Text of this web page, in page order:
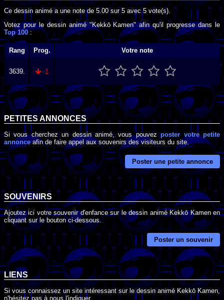
Ce dessin animé a une note de 5.00sur5 avec5 vote(s).
Votez pour le dessin animé "Kekkō Kamen" afin qu'il progresse dans le
Top 100:
Rang Prog. Votre note
3639. -1
PETITES ANNONCES
Si vous cherchez un dessin animé, vous pouvezposter votre petite
annonceafin de faire appel aux souvenirs des visiteurs du site.
Poster une petite annonce
SOUVENIRS
Ajoutez ici votre souvenir d'enfance sur le dessin animé Kekkō Kamen en
cliquant sur le bouton ci-dessous.
Poster un souvenir
LIENS
Si vous connaissez un site intéressant sur le dessin animé Kekkō Kamen,
n'hésitez pas à nous l'indiquer.